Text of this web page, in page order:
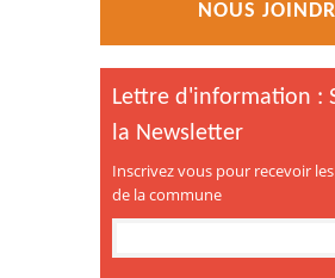
NOUS
Lettre d'information :
la Newsletter
Inscrivez vous pour recevoir
de la commune